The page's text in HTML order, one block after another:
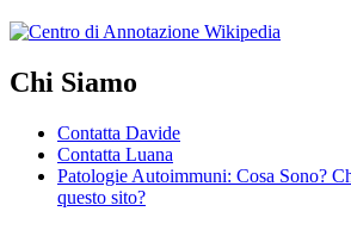
Chi Siamo
Contatta Davide
Contatta Luana
Patologie Autoimmuni: Cosa Sono?
questo sito?